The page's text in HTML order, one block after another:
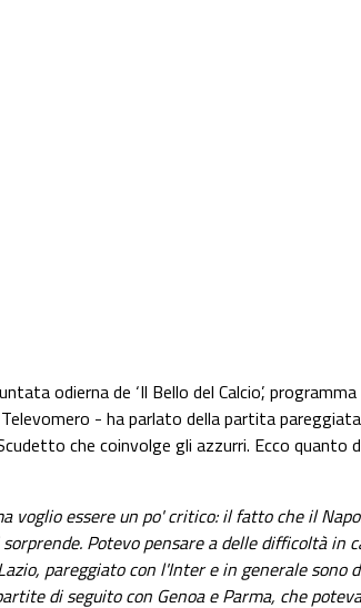
odierna de ‘Il Bello del Calcio’, programma
- ha parlato della partita
che coinvolge gli azzurri. Ecco quanto
voglio essere un po' critico: il fatto che il
Potevo pensare a delle difficoltà in
pareggiato con l'Inter e in generale sono
di seguito con Genoa e Parma, che